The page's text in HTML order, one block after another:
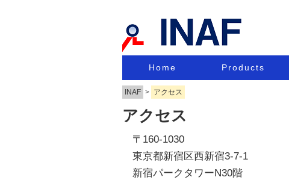
メインメニュー
ン
テ
ン
へ
移
動
Home Products
INAF > アクセス
アクセス
〒160-1030
東京都新宿区西新宿3-7-1
新宿パークタワーN30階